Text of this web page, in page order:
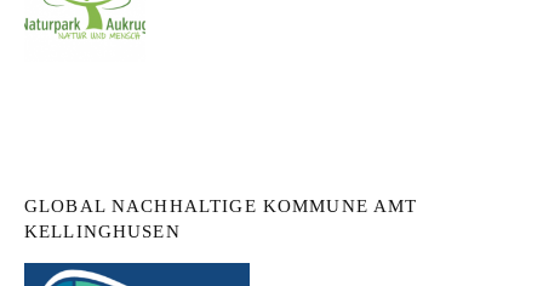
GLOBAL NACHHALTIGE KOMMUNE AMT
KELLINGHUSEN